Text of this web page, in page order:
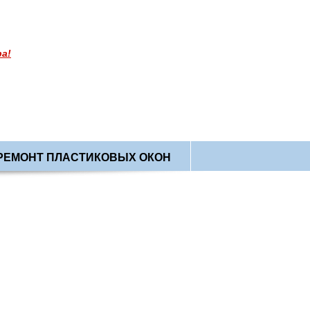
ПЛАСТИКОВЫХ ОКОН